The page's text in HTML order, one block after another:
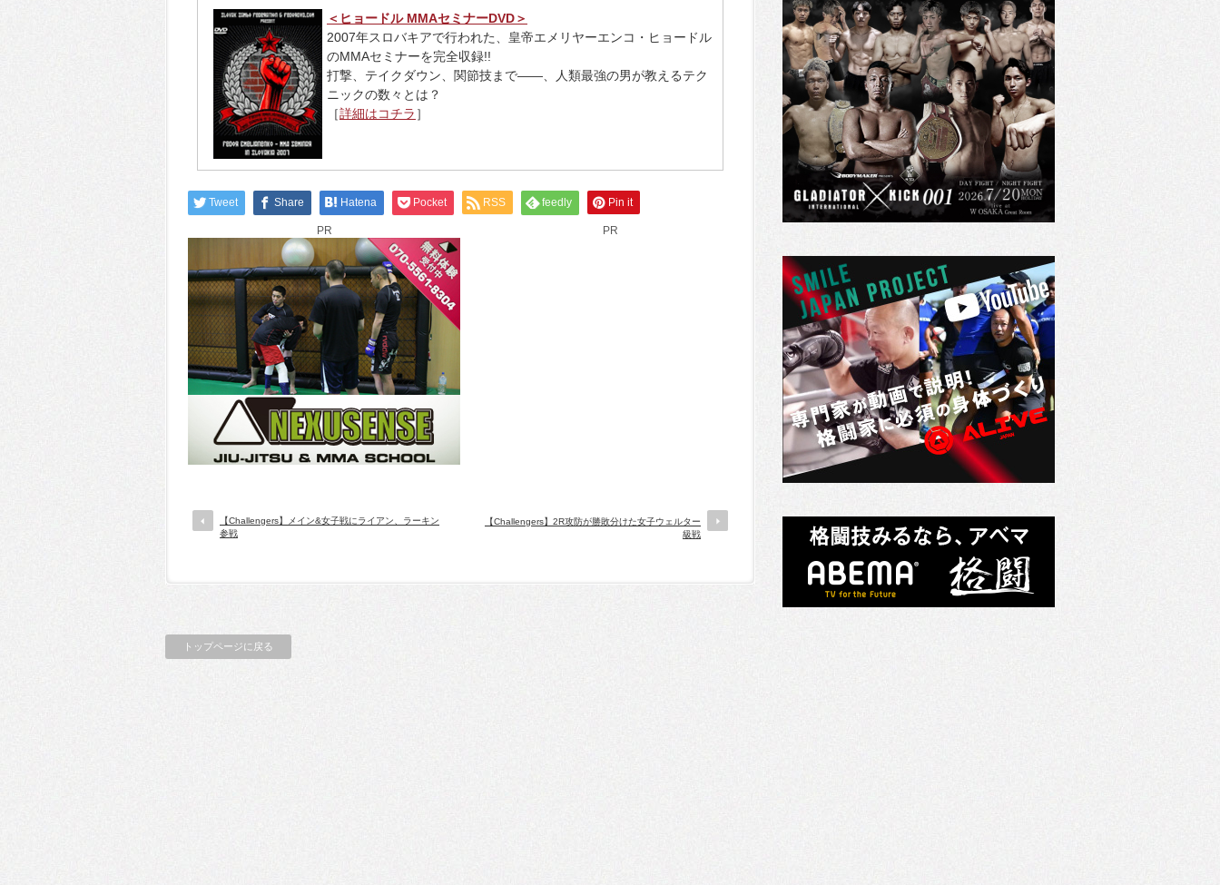
＜ヒョードル MMAセミナーDVD＞
2007年スロバキアで行われた、皇帝エメリヤーエンコ・ヒョードル
のMMAセミナーを完全収録!!
打撃、テイクダウン、関節技まで――、人類最強の男が教えるテク
ニックの数々とは？
［詳細はコチラ ］
Tweet Share Hatena Pocket RSS feedly Pin it
PR PR
【Challengers】メイン&女子戦にライアン、ラーキン
参戦
【Challengers】2R攻防が勝敗分けた女子ウェルター
級戦
トップページに戻る